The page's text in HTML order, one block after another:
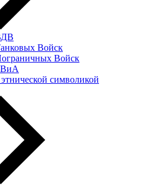
Войск
Войск
символикой